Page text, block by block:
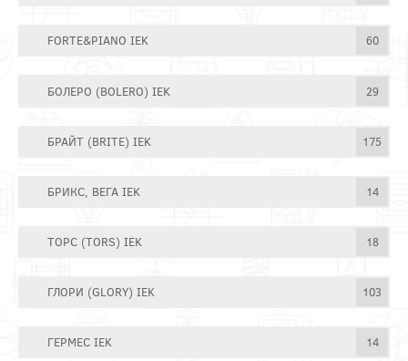
FORTE&PIANO IEK 60
БОЛЕРО (BOLERO) IEK 29
БРАЙТ (BRITE) IEK 175
БРИКС, ВЕГА IEK 14
ТОРС (TORS) IEK 18
ГЛОРИ (GLORY) IEK 103
ГЕРМЕС IEK 14